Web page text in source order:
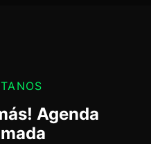
Agenda